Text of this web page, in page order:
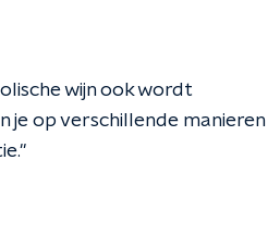
wijn ook wordt
je op verschillende manieren